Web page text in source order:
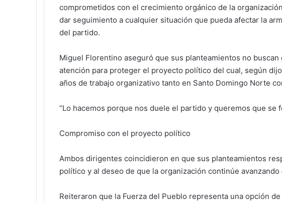
comprometidos con el crecimiento orgánico de la
dar seguimiento a cualquier situación que pueda afectar la
del partido.
Miguel Florentino aseguró que sus planteamientos no
atención para proteger el proyecto político del cual, según
años de trabajo organizativo tanto en Santo Domingo Norte
“Lo hacemos porque nos duele el partido y queremos que se
Compromiso con el proyecto político
Ambos dirigentes coincidieron en que sus planteamientos
político y al deseo de que la organización continúe avanzando
Reiteraron que la Fuerza del Pueblo representa una opción